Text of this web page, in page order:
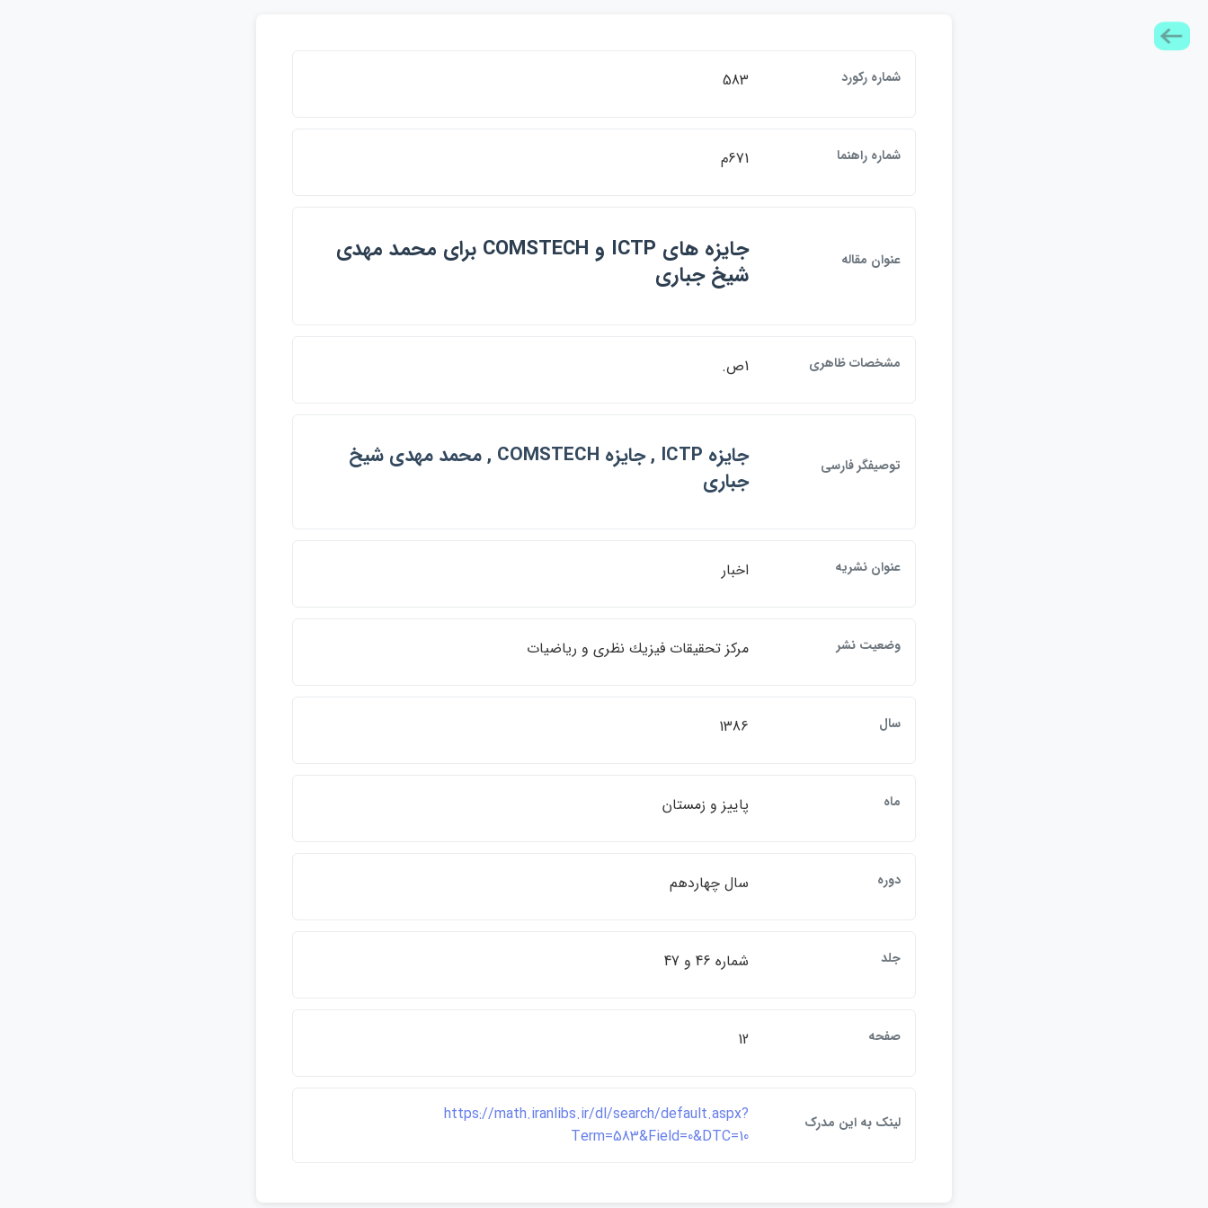
شماره رکورد 583
شماره راهنما 671م
عنوان مقاله
جايزه هاي ICTP و COMSTECH براي محمد مهدي
شيخ جباري
مشخصات ظاهري 1ص.
توصيفگر فارسي
جايزه ICTP , جايزه COMSTECH , محمد مهدي شيخ
جباري
عنوان نشريه اخبار
وضعيت نشر مركز تحقيقات فيزيك نظري و رياضيات
سال 1386
ماه پاييز و زمستان
دوره سال چهاردهم
جلد شماره 46 و 47
صفحه 12
لينک به اين مدرک
https://math.iranlibs.ir/dl/search/default.aspx?
Term=583&Field=0&DTC=10